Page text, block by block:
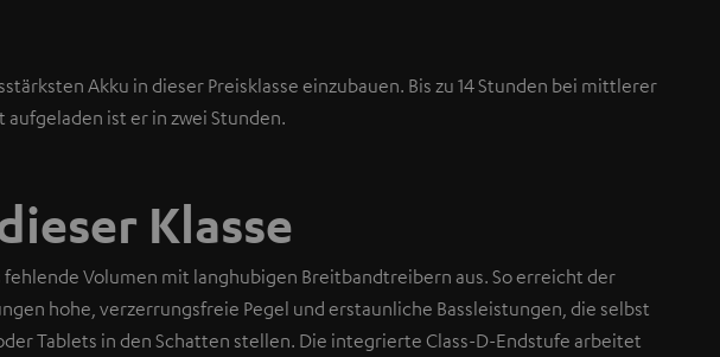
Akku in dieser Preisklasse einzubauen. Bis zu 14 Stunden bei mittlerer
aufgeladen ist er in zwei Stunden.
Klasse
Volumen mit langhubigen Breitbandtreibern aus. So erreicht der
hohe, verzerrungsfreie Pegel und erstaunliche Bassleistungen, die selbst
Tablets in den Schatten stellen. Die integrierte Class-D-Endstufe arbeitet